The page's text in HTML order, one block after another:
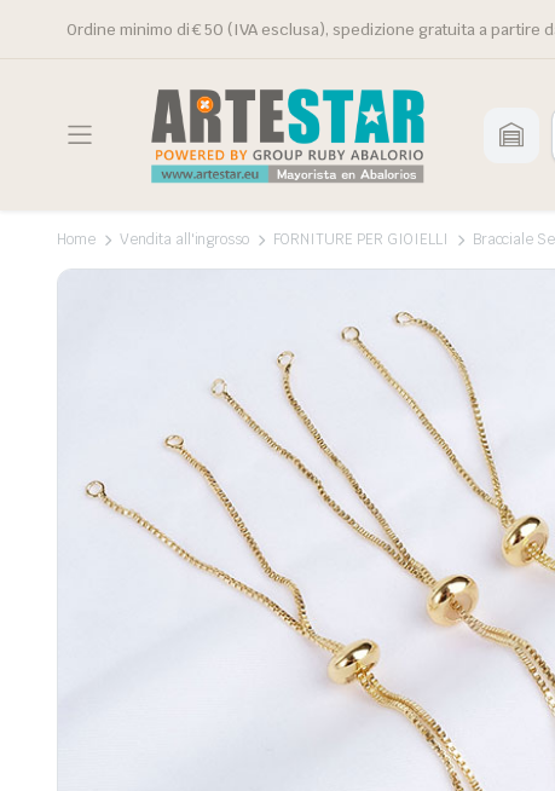
Ordine minimo di € 50 (IVA esclusa), spedizione gratuita a partire
Home Vendita all'ingrosso FORNITURE PER GIOIELLI Bracciale